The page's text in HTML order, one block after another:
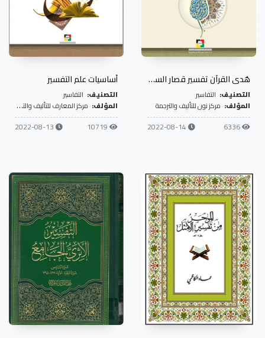
هُدى القرآن تفسير قصار السور بإسلوب تعليمي
التصنيف: التفاسير
المؤلف: مركز نون للتأليف والترجمة
6336
2022-08-14
أساسيات علم التفسير
التصنيف: التفاسير
المؤلف: مركز المعارف للتأليف والتحقيق
10719
2022-08-13